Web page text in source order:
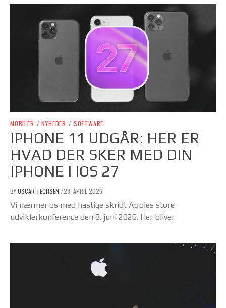
MOBILER / NYHEDER / SOFTWARE
IPHONE 11 UDGÅR: HER ER
HVAD DER SKER MED DIN
IPHONE I IOS 27
BYOSCAR TECHSEN /28. APRIL 2026
Vi nærmer os med hastige skridt Apples store
udviklerkonference den 8. juni 2026. Her bliver